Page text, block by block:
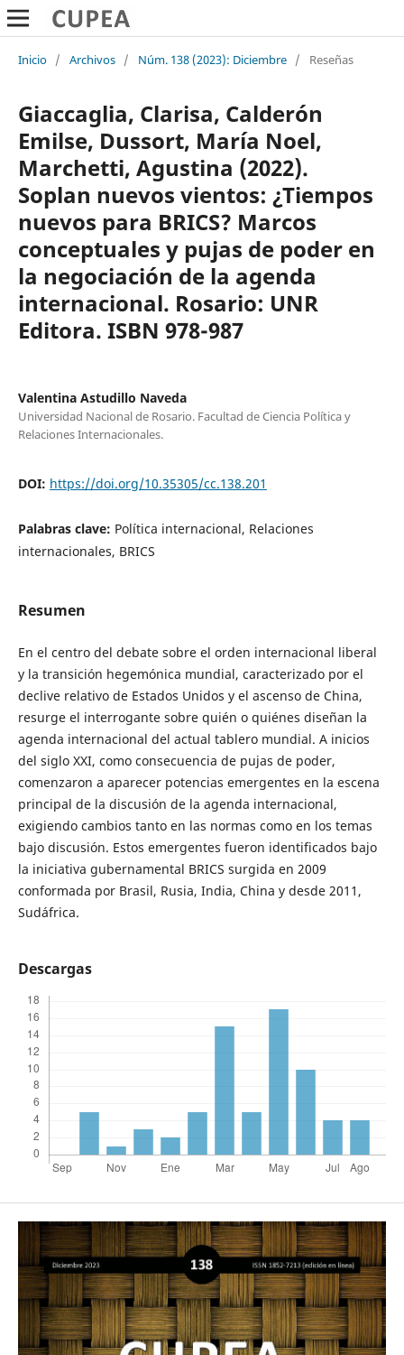
Inicio / Archivos / Núm. 138 (2023): Diciembre / Reseñas
Giaccaglia, Clarisa, Calderón
Emilse, Dussort, María Noel,
Marchetti, Agustina (2022).
Soplan nuevos vientos: ¿Tiempos
nuevos para BRICS? Marcos
conceptuales y pujas de poder en
la negociación de la agenda
internacional. Rosario: UNR
Editora. ISBN 978-987
Valentina Astudillo Naveda
Universidad Nacional de Rosario. Facultad de Ciencia Política y
Relaciones Internacionales.
DOI: https://doi.org/10.35305/cc.138.201
Palabras clave: Política internacional, Relaciones
internacionales, BRICS
Resumen
En el centro del debate sobre el orden internacional liberal
y la transición hegemónica mundial, caracterizado por el
declive relativo de Estados Unidos y el ascenso de China,
resurge el interrogante sobre quién o quiénes diseñan la
agenda internacional del actual tablero mundial. A inicios
del siglo XXI, como consecuencia de pujas de poder,
comenzaron a aparecer potencias emergentes en la escena
principal de la discusión de la agenda internacional,
exigiendo cambios tanto en las normas como en los temas
bajo discusión. Estos emergentes fueron identificados bajo
la iniciativa gubernamental BRICS surgida en 2009
conformada por Brasil, Rusia, India, China y desde 2011,
Sudáfrica.
Descargas